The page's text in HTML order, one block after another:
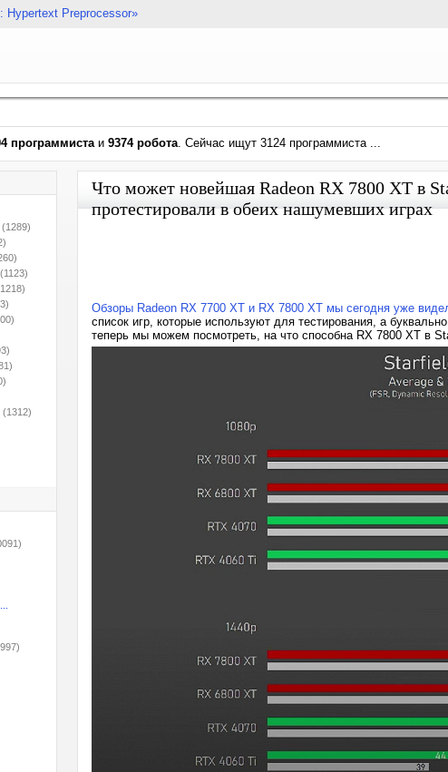
Hypertext Preprocessor»
программистаи 9374 робота. Сейчас ищут 3124 программиста ...
(1289)
(1123)
(1312)
Что может новейшая Radeon RX 7800 XT в
протестировали в обеих нашумевших играх
Обзоры Radeon RX 7700 XT и RX 7800 XT мы сегодня уже
список игр, которые используют для тестирования, а
теперь мы можем посмотреть, на что способна RX 7800 XT в